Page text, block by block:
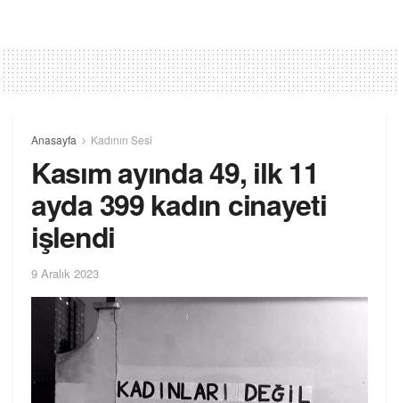
Anasayfa Kadının Sesi
Kasım ayında 49, ilk 11
ayda 399 kadın cinayeti
işlendi
9 Aralık 2023